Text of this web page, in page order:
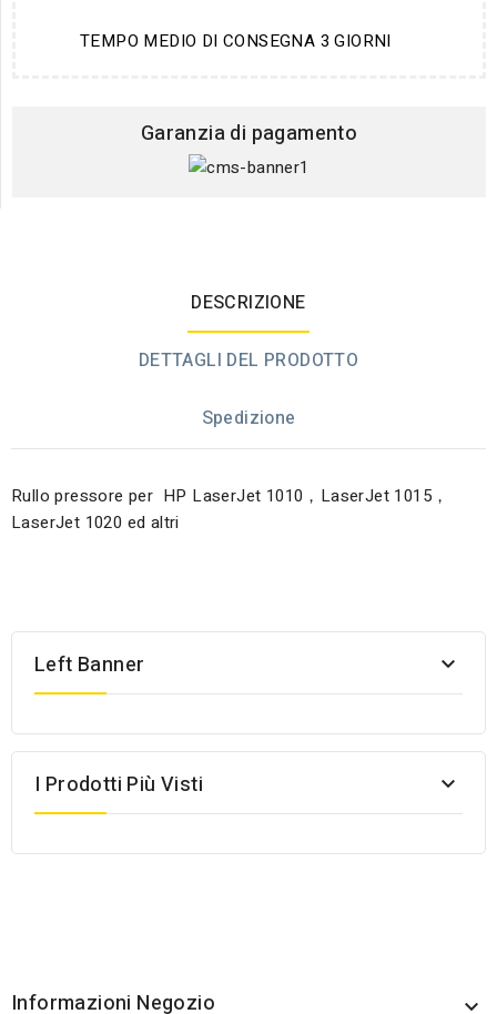
TEMPO MEDIO DI CONSEGNA 3 GIORNI
Garanzia di pagamento
DESCRIZIONE
DETTAGLI DEL PRODOTTO
Spedizione
Rullo pressore per HP LaserJet 1010，LaserJet 1015，
LaserJet 1020 ed altri
Left Banner 
I Prodotti Più Visti 
Informazioni Negozio 